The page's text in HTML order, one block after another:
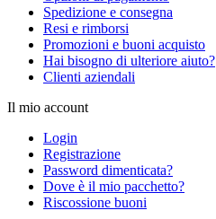
Spedizione e consegna
Resi e rimborsi
Promozioni e buoni acquisto
Hai bisogno di ulteriore aiuto?
Clienti aziendali
Il mio account
Login
Registrazione
Password dimenticata?
Dove è il mio pacchetto?
Riscossione buoni